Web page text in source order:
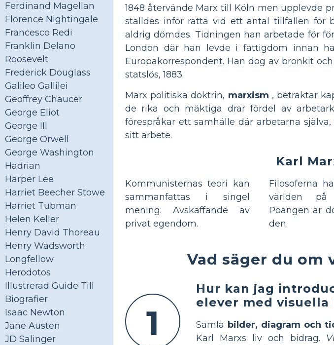
Ferdinand Magellan
Florence Nightingale
Francesco Redi
Franklin Delano
Roosevelt
Frederick Douglass
Galileo Gallilei
Geoffrey Chaucer
George Eliot
George III
George Orwell
George Washington
Hadrian
Harper Lee
Harriet Beecher Stowe
Harriet Tubman
Helen Keller
Henry David Thoreau
Henry Wadsworth
Longfellow
Herodotos
Illustrerad Guide Till
Biografier
Isaac Newton
Jane Austen
JD Salinger
1848 återvände Marx till Köln men upplevde
ställdes inför rätta vid ett antal tillfällen för
aldrig dömdes. Tidningen han arbetade för
London där han levde i fattigdom innan
Europakorrespondent. Han dog av bronkit
statslös, 1883.
Marx politiska doktrin, marxism , betraktar
de rika och mäktiga drar fördel av
förespråkar ett samhälle där arbetarna
sitt arbete.
Karl
Kommunisternas teori kan
sammanfattas i singel
mening: Avskaffande av
privat egendom.
Filosoferna
världen
Poängen är
den.
Vad säger du om
1
Hur kan jag
elever med visuella
Samla bilder, diagram och
Karl Marxs liv och bidrag.